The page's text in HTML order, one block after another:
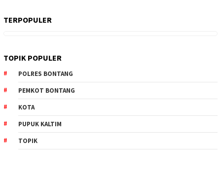
TERPOPULER
TOPIK POPULER
POLRES BONTANG
PEMKOT BONTANG
KOTA
PUPUK KALTIM
TOPIK